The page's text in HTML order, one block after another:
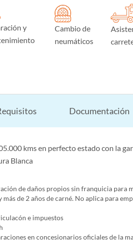
y
Cambio de
neumáticos
Documentación
kms en perfecto estado con la
Blanca
de daños propios sin franquicia para
más de 2 años de carné. No aplica para
e impuestos
en concesionarios oficiales de la